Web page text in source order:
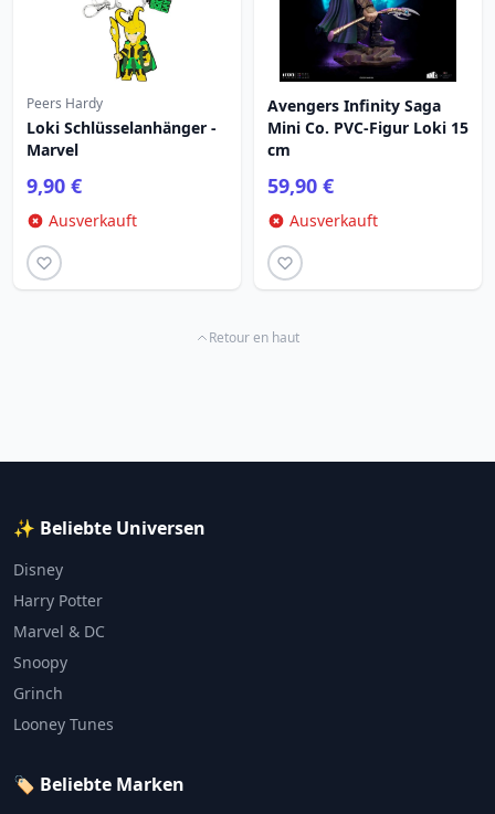
Peers Hardy
Loki Schlüsselanhänger -
Marvel
9,90 €
Ausverkauft
Avengers Infinity Saga
Mini Co. PVC-Figur Loki 15
cm
59,90 €
Ausverkauft
Retour en haut
✨ Beliebte Universen
Disney
Harry Potter
Marvel & DC
Snoopy
Grinch
Looney Tunes
🏷️ Beliebte Marken